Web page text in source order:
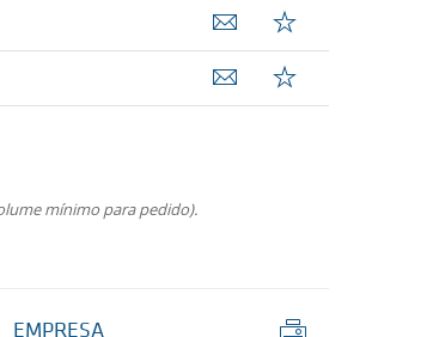
mínimo para pedido).
EMPRESA